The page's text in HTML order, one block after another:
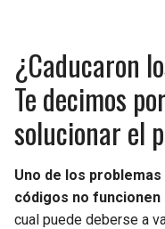
¿Caducaron
Te decimos
solucionar el
Uno de los
códigos no
cual puede deberse a